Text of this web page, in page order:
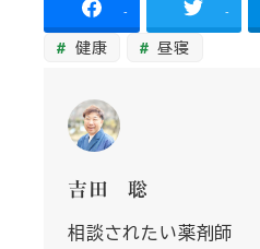
- -
健康 昼寝
吉田 聡
相談されたい薬剤師